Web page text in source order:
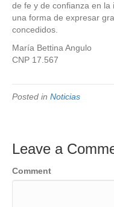
de fe y de confianza en la
una forma de expresar
concedidos.
María Bettina Angulo
CNP 17.567
Posted in Noticias
Leave a
Comment